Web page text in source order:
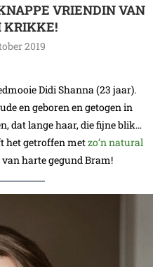
VRIENDIN VAN
KRIKKE!
2019
Didi Shanna (23 jaar).
en geboren en getogen in
dat lange haar, die fijne blik…
het getroffen metzo’n natural
harte gegund Bram!